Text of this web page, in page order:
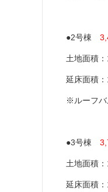
●2号棟
土地面積
延床面積
※ルーフバ
●3号棟
土地面積
延床面積